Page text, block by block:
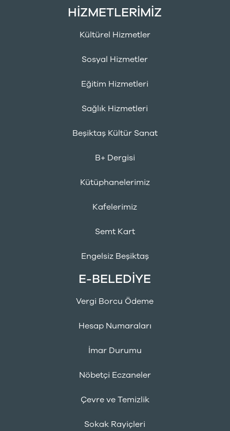
HİZMETLERİMİZ
Kültürel Hizmetler
Sosyal Hizmetler
Eğitim Hizmetleri
Sağlık Hizmetleri
Beşiktaş Kültür Sanat
B+ Dergisi
Kütüphanelerimiz
Kafelerimiz
Semt Kart
Engelsiz Beşiktaş
E-BELEDİYE
Vergi Borcu Ödeme
Hesap Numaraları
İmar Durumu
Nöbetçi Eczaneler
Çevre ve Temizlik
Sokak Rayiçleri